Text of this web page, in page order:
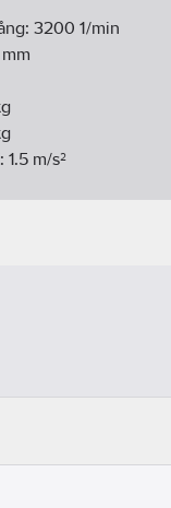
3200 1/min
1.5 m/s²